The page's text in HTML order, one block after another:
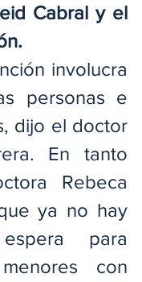
Cabral y el
involucra
personas e
dijo el doctor
En tanto
Rebeca
ya no hay
para
con